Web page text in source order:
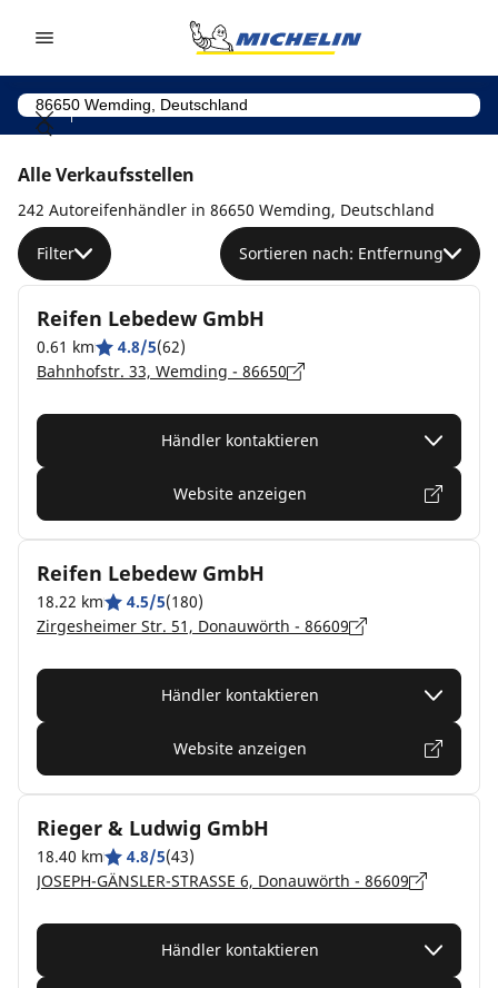
Alle Verkaufsstellen
242 Autoreifenhändler in 86650 Wemding, Deutschland
Filter Sortieren nach: Entfernung
Reifen Lebedew GmbH
0.61 km 4.8/5(62)
Bahnhofstr. 33, Wemding - 86650
Händler kontaktieren
Website anzeigen
Reifen Lebedew GmbH
18.22 km 4.5/5(180)
Zirgesheimer Str. 51, Donauwörth - 86609
Händler kontaktieren
Website anzeigen
Rieger & Ludwig GmbH
18.40 km 4.8/5(43)
JOSEPH-GÄNSLER-STRASSE 6, Donauwörth - 86609
Händler kontaktieren